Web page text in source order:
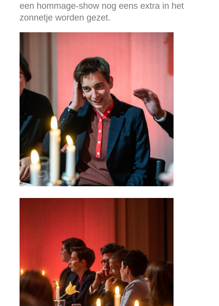
een hommage-show nog eens extra in het
zonnetje worden gezet.